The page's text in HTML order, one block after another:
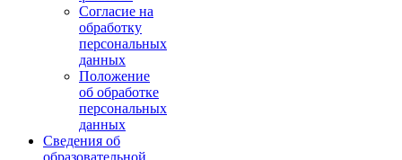
Согласие на
обработку
персональных
данных
Положение
об обработке
персональных
данных
Сведения об
образовательной